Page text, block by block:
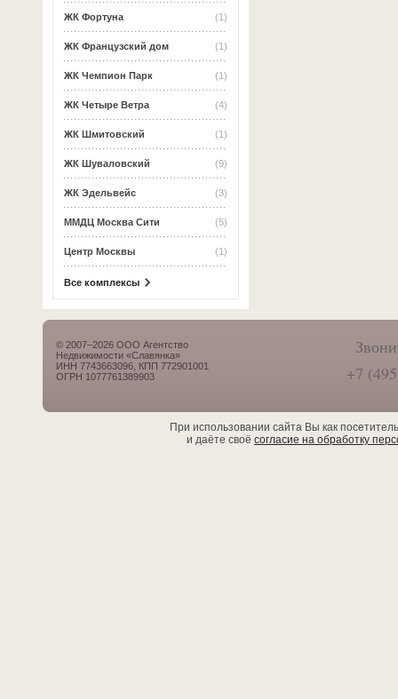
(1)
ЖК Фортуна
(1)
ЖК Французский дом
(1)
ЖК Чемпион Парк
(4)
ЖК Четыре Ветра
(1)
ЖК Шмитовский
(9)
ЖК Шуваловский
(3)
ЖК Эдельвейс
(5)
ММДЦ Москва Сити
(1)
Центр Москвы
Все комплексы
© 2007–2026 ООО Агентство
Недвижимости «Славянка»
ИНН 7743663096, КПП 772901001
ОГРН 1077761389903
+7
При использовании сайта Вы как
и даёте своё согласие на обработку